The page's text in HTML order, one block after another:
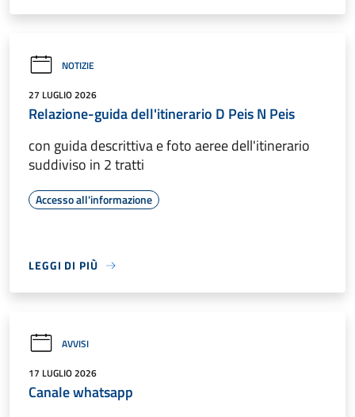
NOTIZIE
27 LUGLIO 2026
Relazione-guida dell'itinerario D Peis N Peis
con guida descrittiva e foto aeree dell'itinerario
suddiviso in 2 tratti
Accesso all'informazione
LEGGI DI PIÙ
AVVISI
17 LUGLIO 2026
Canale whatsapp